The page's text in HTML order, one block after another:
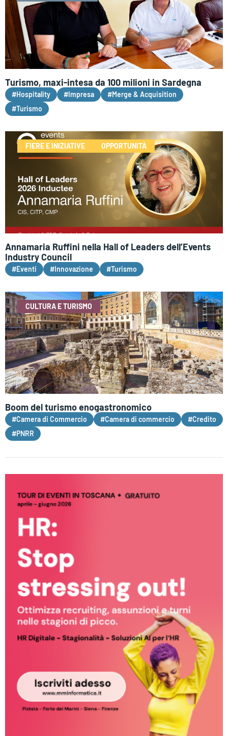
Turismo, maxi-intesa da 100 milioni in Sardegna
#Hospitality #Impresa
#Merge & Acquisition
#Turismo
FIERE E INIZIATIVE OPPORTUNITÀ
Annamaria Ruffini nella Hall of Leaders dell’Events
Industry Council
#Eventi #Innovazione #Turismo
CULTURA E TURISMO
Boom del turismo enogastronomico
#Camera di Commercio #Camera di commercio
#Credito
#PNRR